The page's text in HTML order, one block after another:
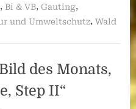
, Bi & VB, Gauting,
und Umweltschutz, Wald
des Monats,
Step II“